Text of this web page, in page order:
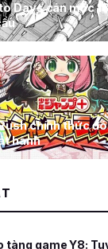
Days cán mốc
chính thức
hành
tàng game Y8: